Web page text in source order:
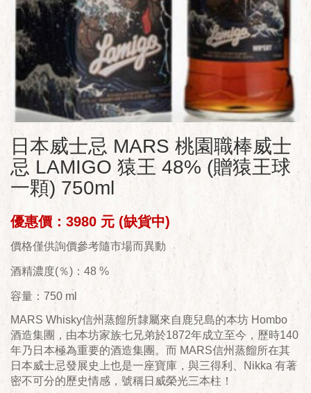
日本威士忌 MARS 桃園職棒威士
忌 LAMIGO 猿王 48% (贈猿王球
一顆) 750ml
優惠價：3980 元 (缺貨中)
價格僅供詢價參考隨市場而異動
酒精濃度(％)：48 %
容量：750 ml
MARS Whisky信州蒸餾所隸屬來自鹿兒島的本坊 Hombo
酒造集團，由本坊家族七兄弟於1872年成立至今，歷時140
年乃日本極為重要的酒造集團。而 MARS信州蒸餾所在其
日本威士忌發展史上也是一座寶庫，與三得利、Nikka 有著
密不可分的歷史情感，號稱日威榮光三本柱！